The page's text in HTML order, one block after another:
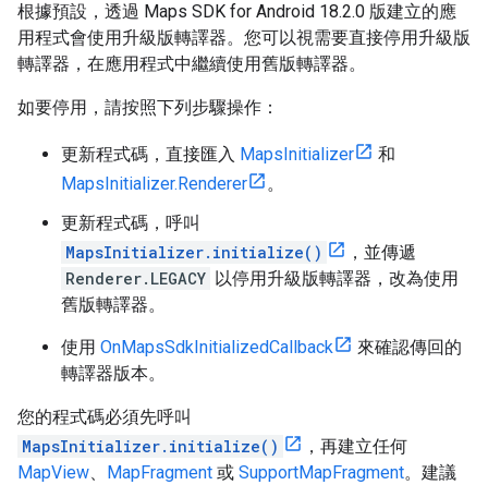
根據預設，透過 Maps SDK for Android 18.2.0 版建立的應
用程式會使用升級版轉譯器。您可以視需要直接停用升級版
轉譯器，在應用程式中繼續使用舊版轉譯器。
如要停用，請按照下列步驟操作：
更新程式碼，直接匯入 MapsInitializer
和
MapsInitializer.Renderer
。
更新程式碼，呼叫
MapsInitializer.initialize()
，並傳遞
Renderer.LEGACY 以停用升級版轉譯器，改為使用
舊版轉譯器。
使用 OnMapsSdkInitializedCallback
來確認傳回的
轉譯器版本。
您的程式碼必須先呼叫
MapsInitializer.initialize()
，再建立任何
MapView、 MapFragment 或 SupportMapFragment。建議